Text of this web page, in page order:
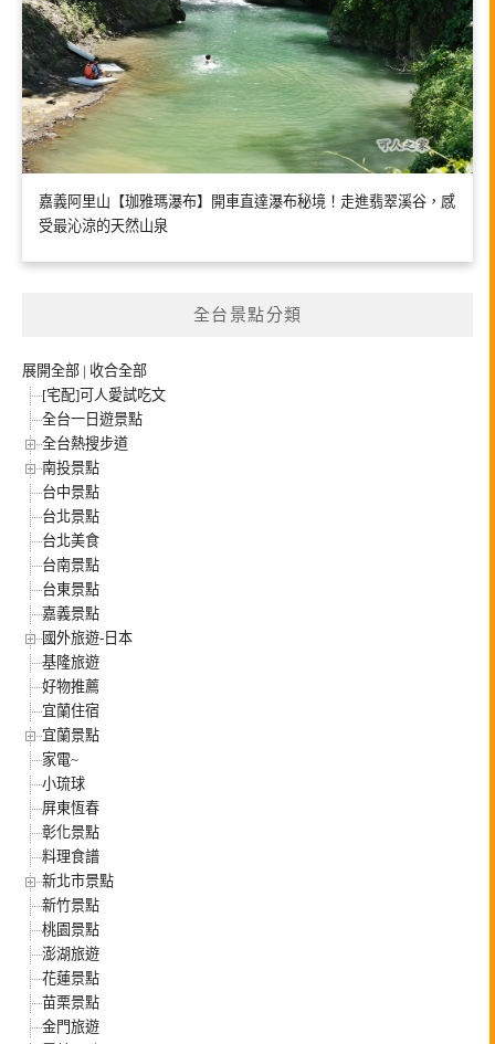
嘉義阿里山【珈雅瑪瀑布】開車直達瀑布秘境！走進翡翠溪谷，感
受最沁涼的天然山泉
全台景點分類
展開全部 | 收合全部
[宅配]可人愛試吃文
全台一日遊景點
全台熱搜步道
南投景點
台中景點
台北景點
台北美食
台南景點
台東景點
嘉義景點
國外旅遊-日本
基隆旅遊
好物推薦
宜蘭住宿
宜蘭景點
家電~
小琉球
屏東恆春
彰化景點
料理食譜
新北市景點
新竹景點
桃園景點
澎湖旅遊
花蓮景點
苗栗景點
金門旅遊